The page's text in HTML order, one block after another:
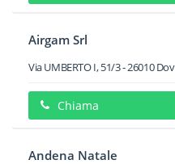
Airgam Srl
Via UMBERTO I, 51/3-26010
Chiama
Andena Natale